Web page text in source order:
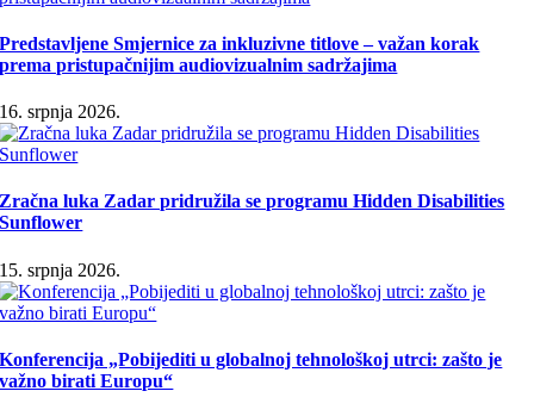
Predstavljene Smjernice za inkluzivne titlove – važan korak
prema pristupačnijim audiovizualnim sadržajima
16. srpnja 2026.
Zračna luka Zadar pridružila se programu Hidden Disabilities
Sunflower
15. srpnja 2026.
Konferencija „Pobijediti u globalnoj tehnološkoj utrci: zašto je
važno birati Europu“